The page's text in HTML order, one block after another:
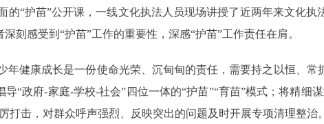
的“护苗”公开课，一线文化执法人员现场讲授了近两年来文化
刻感受到“护苗”工作的重要性，深感“护苗”工作责任在肩。
年健康成长是一份使命光荣、沉甸甸的责任，需要持之以恒、常
“政府-家庭-学校-社会”四位一体的“护苗”“育苗”模式；将精细
打击，对群众呼声强烈、反映突出的问题及时开展专项清理整治。